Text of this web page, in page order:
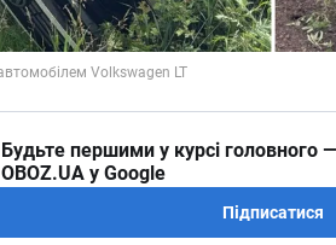
Будьте першими у курсі головного
OBOZ.UA у Google
Підписатися